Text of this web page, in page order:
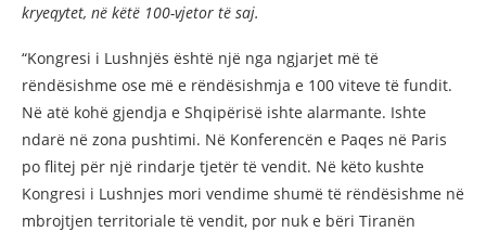
kryeqytet, në këtë 100-vjetor të saj.
“Kongresi i Lushnjës është një nga ngjarjet më të
rëndësishme ose më e rëndësishmja e 100 viteve të fundit.
Në atë kohë gjendja e Shqipërisë ishte alarmante. Ishte
ndarë në zona pushtimi. Në Konferencën e Paqes në Paris
po flitej për një rindarje tjetër të vendit. Në këto kushte
Kongresi i Lushnjes mori vendime shumë të rëndësishme në
mbrojtjen territoriale të vendit, por nuk e bëri Tiranën